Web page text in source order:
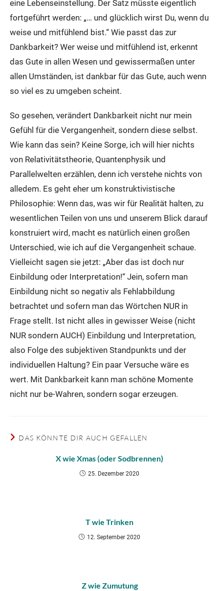
eine Lebenseinstellung. Der Satz müsste eigentlich
fortgeführt werden: „… und glücklich wirst Du, wenn du
weise und mitfühlend bist.“ Wie passt das zur
Dankbarkeit? Wer weise und mitfühlend ist, erkennt
das Gute in allen Wesen und gewissermaßen unter
allen Umständen, ist dankbar für das Gute, auch wenn
so viel es zu umgeben scheint.
So gesehen, verändert Dankbarkeit nicht nur mein
Gefühl für die Vergangenheit, sondern diese selbst.
Wie kann das sein? Keine Sorge, ich will hier nichts
von Relativitätstheorie, Quantenphysik und
Parallelwelten erzählen, denn ich verstehe nichts von
alledem. Es geht eher um konstruktivistische
Philosophie: Wenn das, was wir für Realität halten, zu
wesentlichen Teilen von uns und unserem Blick darauf
konstruiert wird, macht es natürlich einen großen
Unterschied, wie ich auf die Vergangenheit schaue.
Vielleicht sagen sie jetzt: „Aber das ist doch nur
Einbildung oder Interpretation!“ Jein, sofern man
Einbildung nicht so negativ als Fehlabbildung
betrachtet und sofern man das Wörtchen NUR in
Frage stellt. Ist nicht alles in gewisser Weise (nicht
NUR sondern AUCH) Einbildung und Interpretation,
also Folge des subjektiven Standpunkts und der
individuellen Haltung? Ein paar Versuche wäre es
wert. Mit Dankbarkeit kann man schöne Momente
nicht nur be-Wahren, sondern sogar erzeugen.
DAS KÖNNTE DIR AUCH GEFALLEN
X wie Xmas (oder Sodbrennen)
25. Dezember 2020
T wie Trinken
12. September 2020
Z wie Zumutung